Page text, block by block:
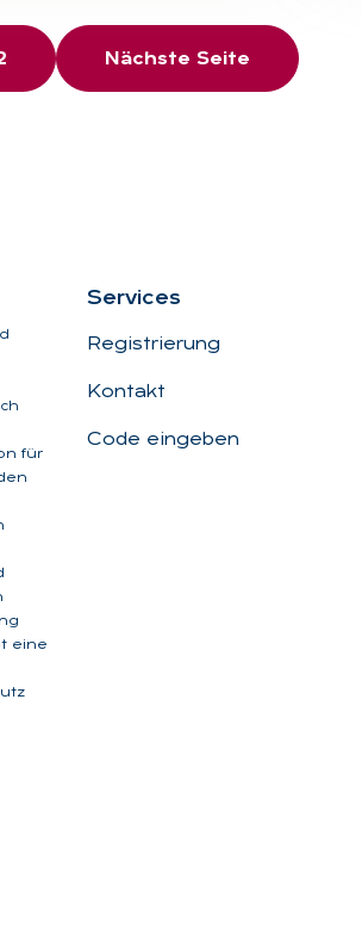
Nächste Seite
für
eine
Ser­vices
Registrierung
Kontakt
Code eingeben